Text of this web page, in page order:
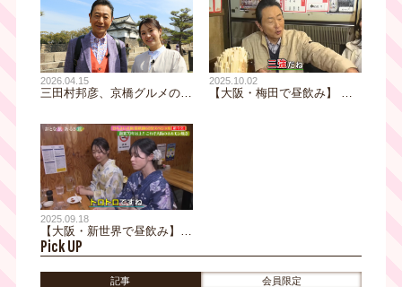
2026.04.15
三田村邦彦、京橋グルメの価
で！心もお腹も満たす春の大
阪おとな旅！
2025.10.02
【大阪・梅田で昼飲み】 三
2025.09.18
【大阪・新世界で昼飲み】ト
ロトロ食感が三田村邦彦を魅
了！100年続く商店街の老舗
人気ホルモン焼き店｜おとな
Pick UP
記事 会員限定